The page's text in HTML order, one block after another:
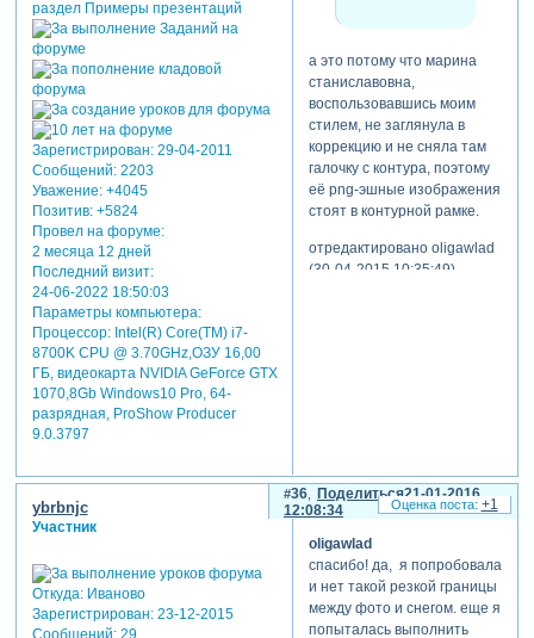
Зарегистрирован: 29-04-2011
Сообщений:2203
Уважение: +4045
Позитив: +5824
Провел на форуме:
2 месяца 12 дней
Последний визит:
24-06-2022 18:50:03
Параметры компьютера:
Процессор: Intel(R) Core(TM) i7-
8700K CPU @ 3.70GHz,ОЗУ 16,00
ГБ, видеокарта NVIDIA GeForce GTX
1070,8Gb Windows10 Pro, 64-
разрядная, ProShow Producer
9.0.3797
а это потому что марина
станиславовна,
воспользовавшись моим
стилем, не заглянула в
коррекцию и не сняла там
галочку с контура, поэтому
её png-эшные изображения
стоят в контурной рамке.
отредактировано oligawlad
(30-04-2015 10:35:49)
Поделиться
36
21-01-2016
12:08:34
ybrbnjc
Участник
Откуда:Иваново
Зарегистрирован: 23-12-2015
Сообщений:29
oligawlad
спасибо! да, я попробовала
и нет такой резкой границы
между фото и снегом. еще я
попыталась выполнить
+1